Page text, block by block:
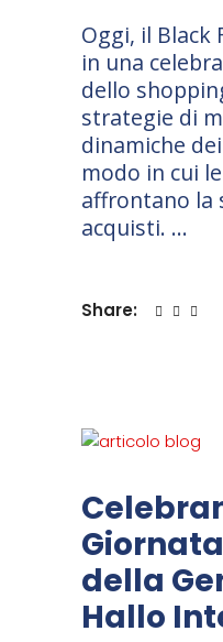
Oggi, il Black
in una
dello
strategie di
dinamiche
modo in cui
affrontano la
acquisti.
Share:
della
Hallo